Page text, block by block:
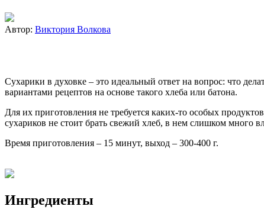
Автор: Виктория Волкова
Сухарики в духовке – это идеальный ответ на вопрос: что
вариантами рецептов на основе такого хлеба или батона.
Для их приготовления не требуется каких-то особых
сухариков не стоит брать свежий хлеб, в нем слишком много
Время приготовления – 15 минут, выход – 300-400 г.
Ингредиенты